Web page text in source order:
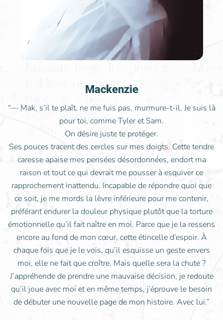
Mackenzie
“— Mak, s’il te plaît, ne me fuis pas, murmure-t-il. Je suis là
pour toi, comme Tyler et Sam.
On désire juste te protéger.
Ses pouces tracent des cercles sur mes doigts. Cette tendre
caresse apaise mes pensées désordonnées, endort ma
raison et tout ce qui devrait me pousser à esquiver ce
rapprochement inattendu. Incapable de répondre quoi que
ce soit, je me mords la lèvre inférieure pour me contenir,
préférant endurer la douleur physique plutôt que la torture
émotionnelle qu’il fait naître en moi. Parce que je la ressens
encore au fond de mon cœur, cette étincelle d’espoir. À
chaque fois que je le vois, qu’il esquisse un geste envers
moi, elle ne fait que croître. Mais quelle sera la chute ?
J’appréhende de prendre une mauvaise décision, je redoute
qu’il joue avec moi et en même temps, j’éprouve le besoin
de débuter une nouvelle page de mon histoire. Avec lui.”